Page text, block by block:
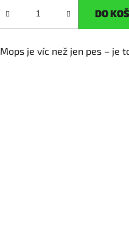
DO
Mops je víc než jen pes – je